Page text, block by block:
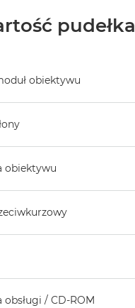
pudełka
obiektywu
obiektywu
obsługi / CD-ROM